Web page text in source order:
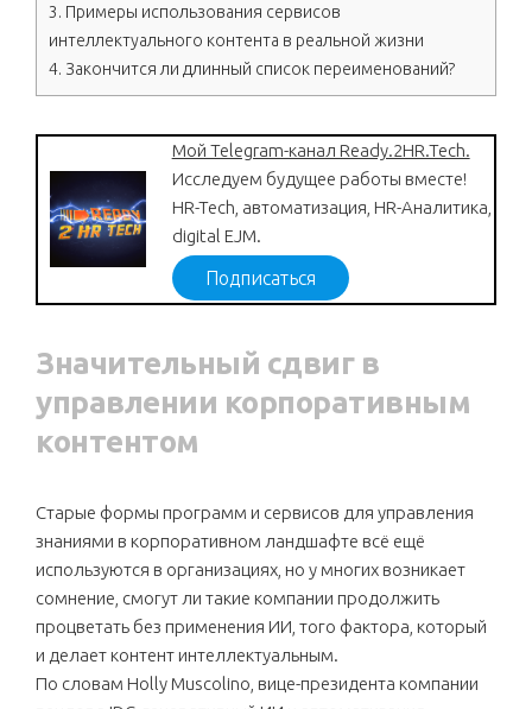
3. Примеры использования сервисов
интеллектуального контента в реальной жизни
4. Закончится ли длинный список переименований?
Мой Telegram-канал Ready.2HR.Tech.
Исследуем будущее работы вместе!
HR-Tech, автоматизация, HR-Аналитика,
digital EJM.
Подписаться
Значительный сдвиг в
управлении корпоративным
контентом
Старые формы программ и сервисов для управления
знаниями в корпоративном ландшафте всё ещё
используются в организациях, но у многих возникает
сомнение, смогут ли такие компании продолжить
процветать без применения ИИ, того фактора, который
и делает контент интеллектуальным.
По словам Holly Muscolino, вице-президента компании